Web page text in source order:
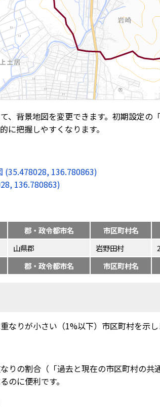
、背景地図を変更できます。初期設定
把握しやすくなります。
(35.478028, 136.780863)
136.780863)
郡・政令都市名 市区町村名
山県郡 岩野田村
郡・政令都市名 市区町村名
なりが小さい（1%以下）市区町村を示
りの割合（「過去と現在の市区町村の
のに便利です。